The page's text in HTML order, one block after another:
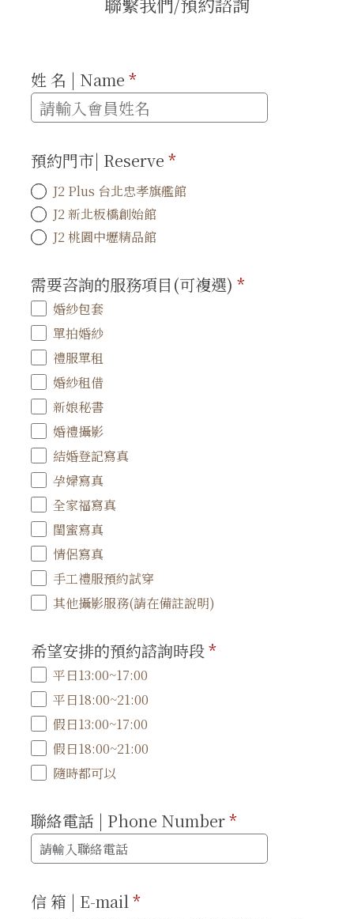
姓 名 | Name*
預約門市| Reserve*
J2 Plus 台北忠孝旗艦館
J2 新北板橋創始館
J2 桃園中壢精品館
需要咨詢的服務項目(可複選)*
婚紗包套
單拍婚紗
禮服單租
婚紗租借
新娘秘書
婚禮攝影
結婚登記寫真
孕婦寫真
全家福寫真
閨蜜寫真
情侶寫真
手工禮服預約試穿
其他攝影服務(請在備註說明)
希望安排的預約諮詢時段*
平日13:00~17:00
平日18:00~21:00
假日13:00~17:00
假日18:00~21:00
隨時都可以
聯絡電話 | Phone Number*
信 箱 | E-mail*